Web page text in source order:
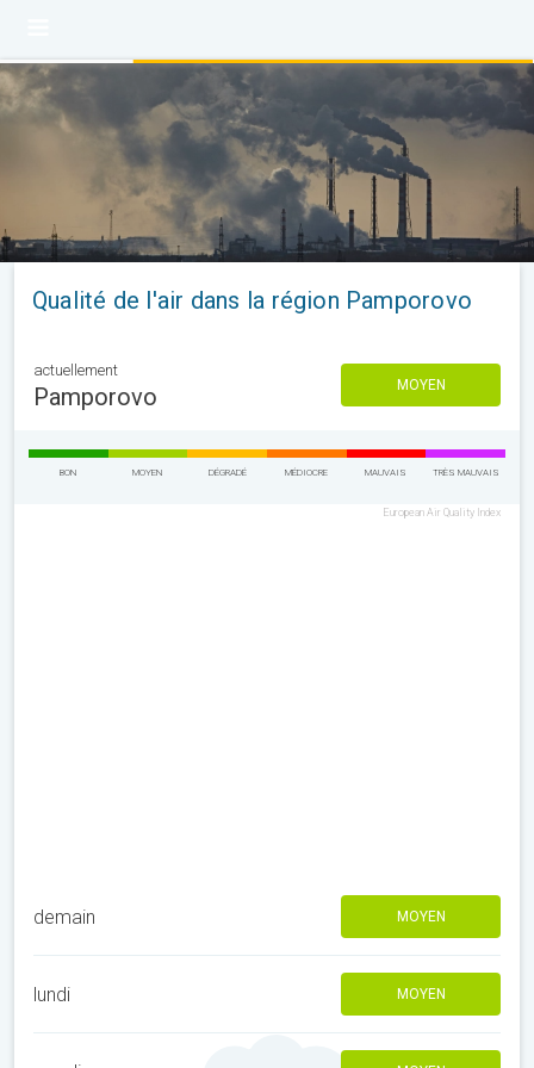
Qualité de l'air dans la région Pamporovo
actuellement
Pamporovo MOYEN
BON MOYEN DÉGRADÉ MÉDIOCRE MAUVAIS TRÈS MAUVAIS
European Air Quality Index
demain MOYEN
lundi MOYEN